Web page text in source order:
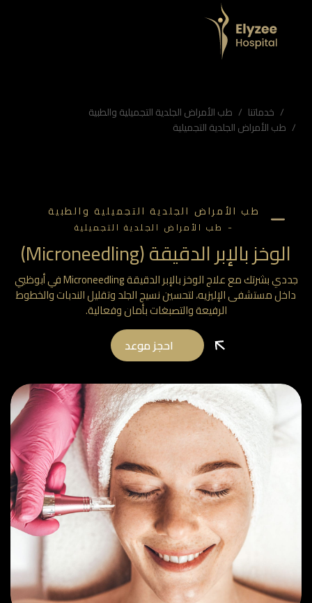
خدماتنا
طب الأمراض الجلدية التجميلية والطبية
طب الأمراض الجلدية التجميلية
طب الأمراض الجلدية التجميلية والطبية
طب الأمراض الجلدية التجميلية
الوخز بالإبر الدقيقة (Microneedling)
جددي بشرتك مع علاج الوخز بالإبر الدقيقة Microneedling في أبوظبي
مستشفى الإليزيه، لتحسين نسيج الجلد وتقليل الندبات والخطوط
الرفيعة والتصبغات بأمان وفعالية.
احجز موعد